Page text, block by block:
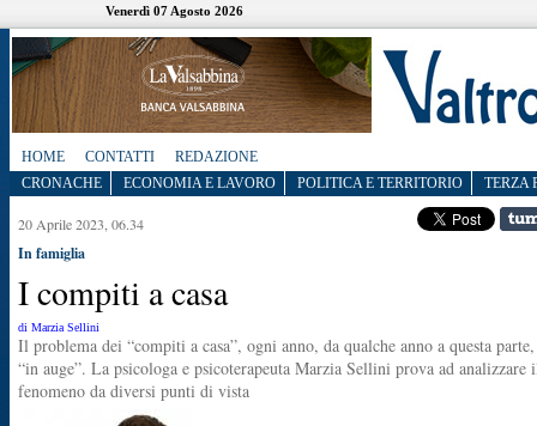
Venerdì 07 Agosto 2026
HOME CONTATTI
REDAZIONE
CRONACHE
ECONOMIA E LAVORO POLITICA E TERRITORIO TERZA
20 Aprile 2023, 06.34
In famiglia
I compiti a casa
di Marzia Sellini
Il problema dei “compiti a casa”, ogni anno, da qualche anno a questa
“in auge”. La psicologa e psicoterapeuta Marzia Sellini prova ad analizzare
fenomeno da diversi punti di vista